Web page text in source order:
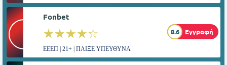
Fonbet
☆☆☆☆☆
★★★★★ 8.6 Εγγραφή
ΕΕΕΠ | 21+ | ΠΑΙΞΕ ΥΠΕΥΘΥΝΑ